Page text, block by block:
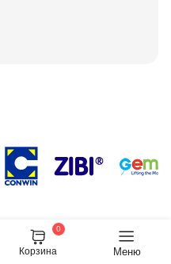
Корзина
0
Меню